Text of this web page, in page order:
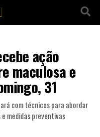
ação
maculosa e
31
com técnicos para abordar
medidas preventivas